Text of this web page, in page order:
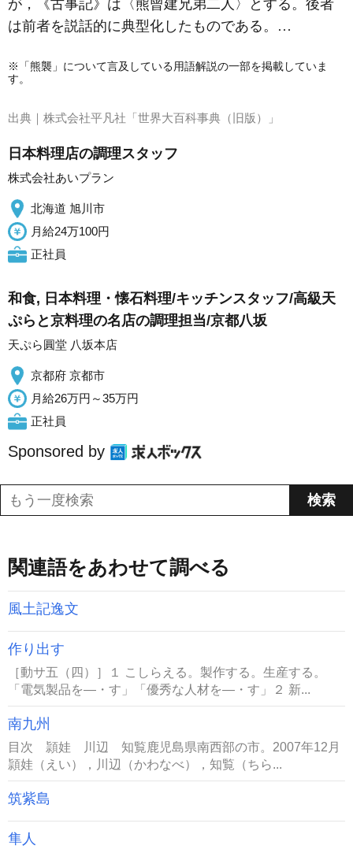
が，《古事記》は〈熊曾建兄弟二人〉とする。後者
は前者を説話的に典型化したものである。…
※「熊襲」について言及している用語解説の一部を掲載していま
す。
出典｜ 株式会社平凡社「世界大百科事典（旧版）」
日本料理店の調理スタッフ
株式会社あいプラン
北海道 旭川市
月給24万100円
正社員
和食, 日本料理・懐石料理/キッチンスタッフ/高級天
ぷらと京料理の名店の調理担当/京都八坂
天ぷら圓堂 八坂本店
京都府 京都市
月給26万円～35万円
正社員
Sponsored by
関連語をあわせて調べる
風土記逸文
作り出す
［動サ五（四）］１ こしらえる。製作する。生産する。
「電気製品を―・す」「優秀な人材を―・す」２ 新...
南九州
目次 頴娃 川辺 知覧鹿児島県南西部の市。2007年12月
頴娃（えい），川辺（かわなべ），知覧（ちら...
筑紫島
隼人